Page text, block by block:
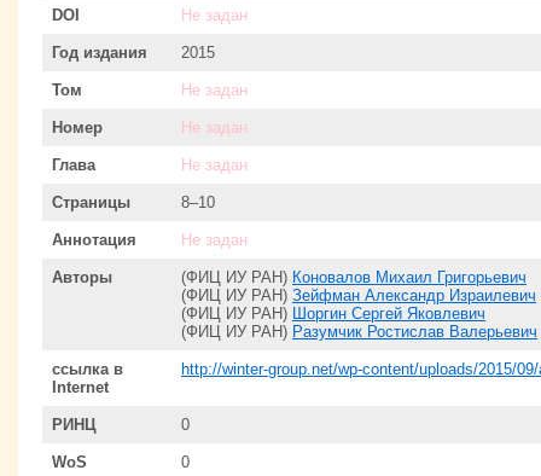
DOI Не задан
Год издания 2015
Том Не задан
Номер Не задан
Глава Не задан
Страницы 8–10
Аннотация Не задан
Авторы (ФИЦ ИУ РАН) Коновалов Михаил Григорьевич
(ФИЦ ИУ РАН) Зейфман Александр Израилевич
(ФИЦ ИУ РАН)
Шоргин Сергей Яковлевич
(ФИЦ ИУ РАН) Разумчик Ростислав Валерьевич
ссылка в
Internet
http://winter-group.net/wp-content/uploads/2015/
РИНЦ 0
WoS 0